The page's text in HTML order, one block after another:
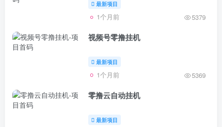
最新项目
1个月前 5379
视频号零撸挂机
最新项目
1个月前 5369
零撸云自动挂机
最新项目